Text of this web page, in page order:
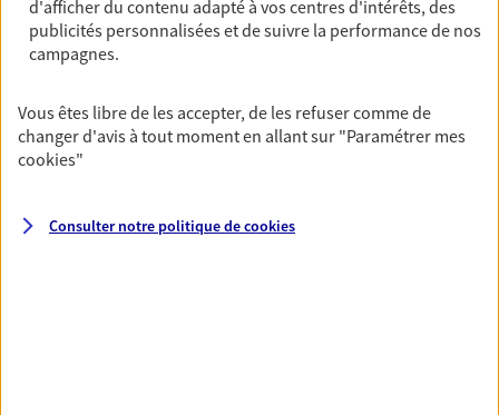
spécialement conçue pour la retraite.
Couvrez vos dépenses de santé ainsi que celles de
votre famille avec la complémentaire santé qui
vous ressemble.
Prévoyance
d'afficher du contenu adapté à vos centres d'intérêts, des
publicités personnalisées et de suivre la performance de nos
campagnes.
Vous êtes libre de les accepter, de les refuser comme de
changer d'avis à tout moment en allant sur "Paramétrer mes
cookies"
Consulter notre politique decookies